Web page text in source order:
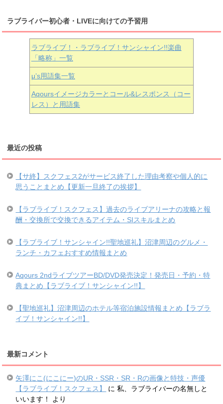
ラブライバー初心者・LIVEに向けての予習用
ラブライブ！・ラブライブ！サンシャイン!!楽曲
「略称」一覧
μ’s用語集一覧
Aqoursイメージカラーとコール&レスポンス（コー
レス）と用語集
最近の投稿
【サ終】スクフェス2がサービス終了した理由考察や個人的に
思うことまとめ【更新一旦終了の挨拶】
【ラブライブ！スクフェス】過去のライブアリーナの攻略と報
酬・交換所で交換できるアイテム・SIスキルまとめ
【ラブライブ！サンシャイン!!聖地巡礼】沼津周辺のグルメ・
ランチ・カフェおすすめ情報まとめ
Aqours 2ndライブツアーBD/DVD発売決定！発売日・予約・特
典まとめ【ラブライブ！サンシャイン!!】
【聖地巡礼】沼津周辺のホテル等宿泊施設情報まとめ【ラブラ
イブ！サンシャイン!!】
最新コメント
矢澤にこ(にこにー)のUR・SSR・SR・Rの画像と特技・声優
【ラブライブ！スクフェス】
に私、ラブライバーの名無しと
いいます！
より